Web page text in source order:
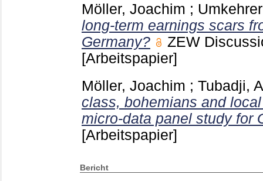
Möller, Joachim ;
long-term earnings scars
Germany?
ZEW
[Arbeitspapier]
Möller, Joachim ; Tubadji,
class, bohemians and
micro-data panel study for
[Arbeitspapier]
Bericht